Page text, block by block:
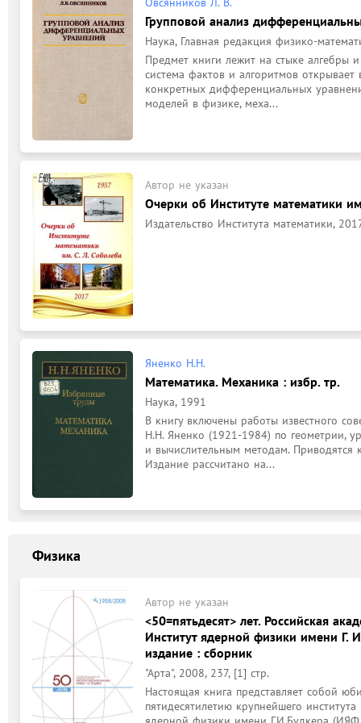
Групповой анализ
Наука, Главная редакция физико-
Предмет книги лежит на стыке алгебры
система фактов и алгоритмов
конкретных дифференциальных
моделей в физике, меха...
Автор не указан
Очерки об Институте математики
Издательство Института математики,
Яненко Н.Н.
Математика. Механика : избр. тр.
Наука, 1991
В книгу включены работы известного
Н.Н. Яненко (1921-1984) по геометрии,
и вычислительным методам. Приводятся
Издание рассчитано на...
Физика
Автор не указан
<50=пятьдесят> лет. Российская
Институт ядерной физики имени Г.
издание : сборник
"Арта", 2008, 237, [1] стр.
Настоящая книга представляет собой
пятидесятилетию крупнейшего